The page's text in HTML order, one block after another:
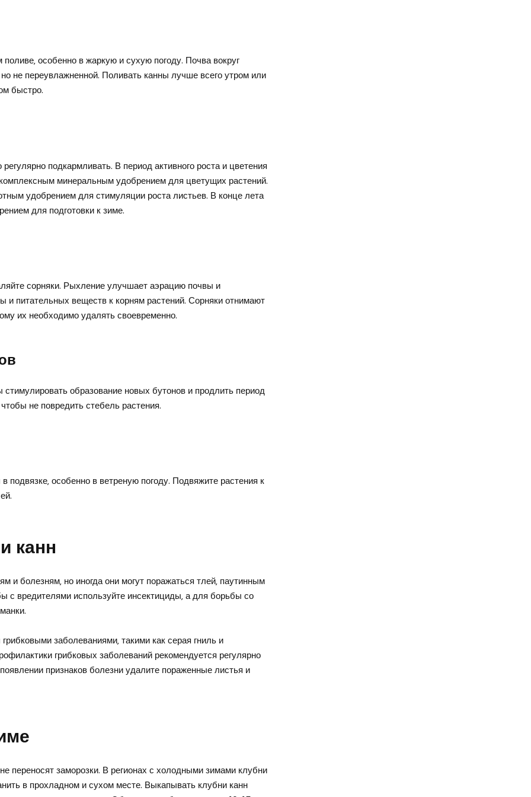
особенно в жаркую и сухую погоду. Почва вокруг
не переувлажненной. Поливать канны лучше всего утром или
быстро.
подкармливать. В период активного роста и цветения
минеральным удобрением для цветущих растений.
удобрением для стимуляции роста листьев. В конце лета
для подготовки к зиме.
сорняки. Рыхление улучшает аэрацию почвы и
и питательных веществ к корням растений. Сорняки отнимают
их необходимо удалять своевременно.
образование новых бутонов и продлить период
не повредить стебель растения.
подвязке‚ особенно в ветреную погоду. Подвяжите растения к
канн
и болезням‚ но иногда они могут поражаться тлей‚ паутинным
с вредителями используйте инсектициды‚ а для борьбы со
заболеваниями‚ такими как серая гниль и
грибковых заболеваний рекомендуется регулярно
признаков болезни удалите пораженные листья и
переносят заморозки. В регионах с холодными зимами клубни
в прохладном и сухом месте. Выкапывать клубни канн